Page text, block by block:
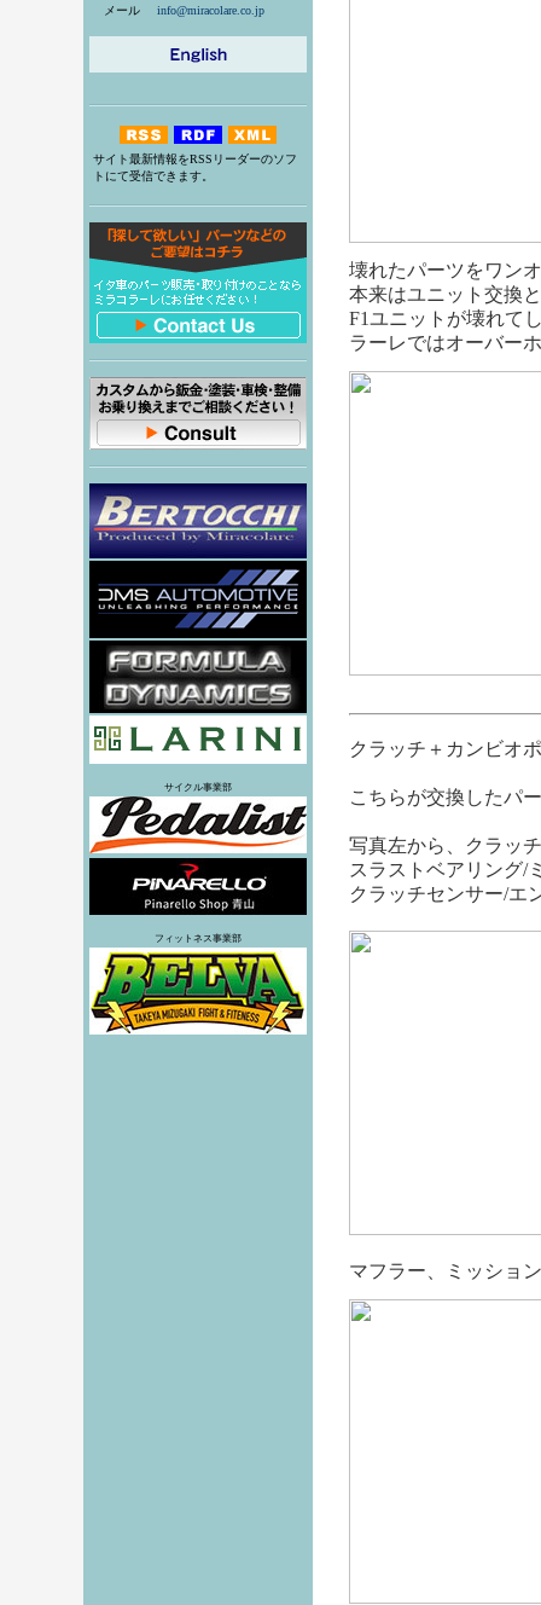
メール
info@miracolare.co.jp
サイト最新情報をRSSリーダーのソフ
トにて受信できます。
サイクル事業部
フィットネス事業部
壊れたパーツをワン
本来はユニット交換
F1ユニットが壊れて
ラーレではオーバー
クラッチ＋カンビオ
こちらが交換したパ
写真左から、クラッ
スラストベアリング/
クラッチセンサー/
マフラー、ミッショ